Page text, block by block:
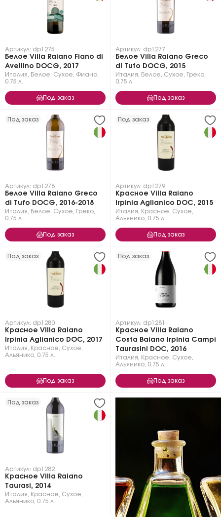
Артикул: dp1275
Белое Villa Raiano Fiano di
Avellino DOCG, 2017
Италия Белое Сухое Фиано
0.75 л.
Под заказ
Артикул: dp1277
Белое Villa Raiano Greco
di Tufo DOCG, 2015
Италия Белое Сухое Греко
0.75 л.
Под заказ
Под заказ
Артикул: dp1278
Белое Villa Raiano Greco
di Tufo DOCG, 2016-2018
Италия Белое Сухое Греко
0.75 л.
Под заказ
Под заказ
Артикул: dp1279
Красное Villa Raiano
Irpinia Aglianico DOC, 2015
Италия Красное Сухое
Альянико 0.75 л.
Под заказ
Под заказ
Артикул: dp1280
Красное Villa Raiano
Irpinia Aglianico DOC, 2017
Италия Красное Сухое
Альянико 0.75 л.
Под заказ
Под заказ
Артикул: dp1281
Красное Villa Raiano
Costa Baiano Irpinia Campi
Taurasini DOC, 2016
Италия Красное Сухое
Альянико 0.75 л.
Под заказ
Под заказ
Артикул: dp1282
Красное Villa Raiano
Taurasi, 2014
Италия Красное Сухое
Альянико 0.75 л.